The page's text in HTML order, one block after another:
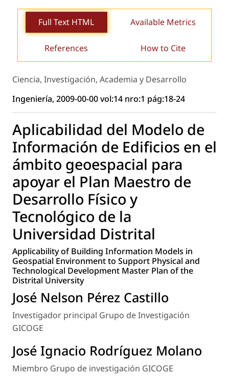
Full Text HTML Available Metrics
References How to Cite
Ciencia, Investigación, Academia y Desarrollo
Ingeniería, 2009-00-00 vol:14 nro:1 pág:18-24
Aplicabilidad del Modelo de
Información de Edificios en el
ámbito geoespacial para
apoyar el Plan Maestro de
Desarrollo Físico y
Tecnológico de la
Universidad Distrital
Applicability of Building Information Models in
Geospatial Environment to Support Physical and
Technological Development Master Plan of the
Distrital University
José Nelson Pérez Castillo
Investigador principal Grupo de Investigación
GICOGE
José Ignacio Rodríguez Molano
Miembro Grupo de investigación GICOGE